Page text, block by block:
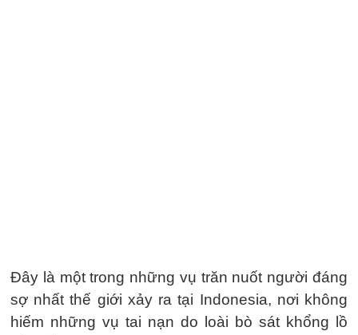
Đây là một trong những vụ trăn nuốt người đáng
sợ nhất thế giới xảy ra tại Indonesia, nơi không
hiếm những vụ tai nạn do loài bò sát khổng lồ